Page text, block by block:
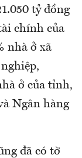
tỷ đồng
chính của
nhà ở xã
ở của tỉnh,
Ngân hàng
đã có tờ